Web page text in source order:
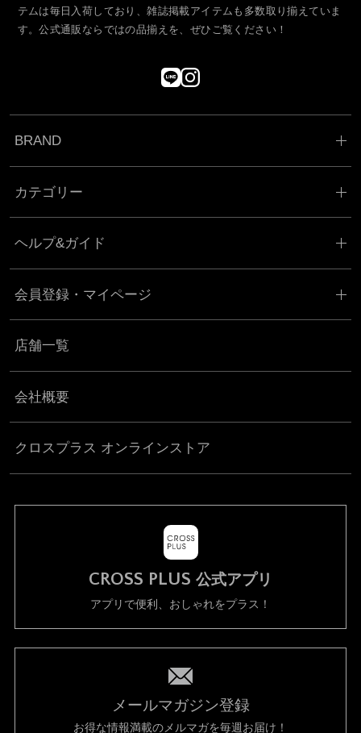
テムは毎日入荷しており、雑誌掲載アイテムも多数取り揃えていま
す。公式通販ならではの品揃えを、ぜひご覧ください！
BRAND
カテゴリー
ヘルプ&ガイド
会員登録・マイページ
店舗一覧
会社概要
クロスプラス オンラインストア
CROSS PLUS 公式アプリ
アプリで便利、おしゃれをプラス！
メールマガジン登録
お得な情報満載のメルマガを毎週お届け！